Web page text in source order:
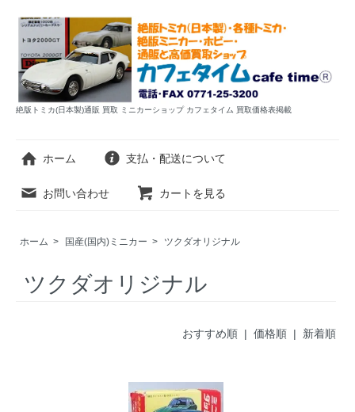
絶版トミカ(日本製)通販 買取 ミニカーショップ カフェタイム 買取価格表掲載
ホーム 支払・配送について
お問い合わせ カートを見る
ホーム > 国産(国内)ミニカー > ツクダオリジナル
ツクダオリジナル
おすすめ順| 価格順 | 新着順